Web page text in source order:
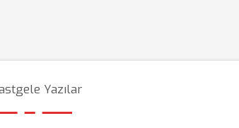
Yazılar